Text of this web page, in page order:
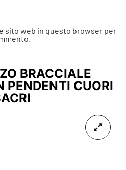
sito web in questo browser per
BRACCIALE
PENDENTI CUORI